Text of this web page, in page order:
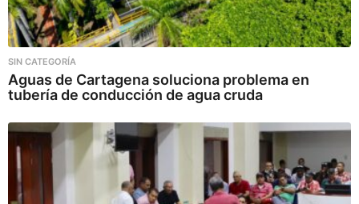
SIN CATEGORÍA
Aguas de Cartagena soluciona problema en
tubería de conducción de agua cruda